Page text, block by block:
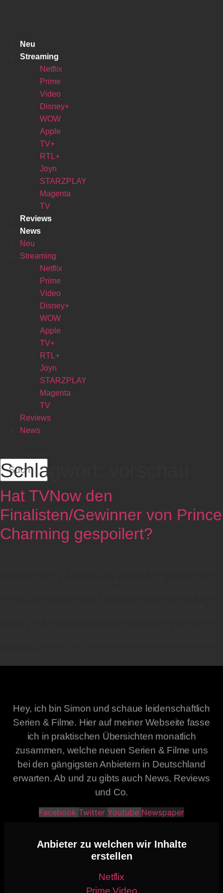
Neu
Streaming
Netflix
Prime
Video
Disney+
WOW
Apple
TV+
RTL+
Joyn
STARZPLAY
Magenta
TV
Reviews
News
Neu
Streaming
Netflix
Prime
Video
Disney+
WOW
Apple
TV+
RTL+
Joyn
STARZPLAY
Magenta
TV
Reviews
News
Schlagwort:
Hat TVNow den
Finalisten/Gewinner von Prince
Charming gespoilert?
Hey, ich bin Simon und schaue leidenschaftlich
Serien & Filme. Hier auf meiner Webseite fasse
ich in praktischen Übersichten monatlich
zusammen, welche neuen Serien & Filme uns
bei den gängigsten Anbietern in Deutschland
erwarten. Ab und zu gibts auch News, Reviews
und Co.
Facebook Twitter Youtube Newspaper
Anbieter zu welchen wir Inhalte
erstellen
Netflix